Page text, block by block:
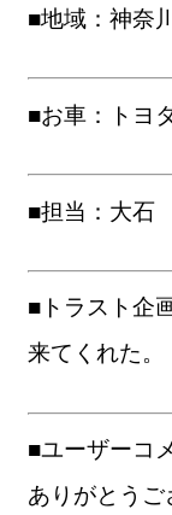
■地域：神奈
■お車：トヨ
■担当：大石
■トラスト企
来てくれた。
■ユーザーコ
ありがとうご